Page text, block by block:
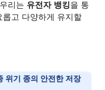
리는 유전자 뱅킹을 통
고 다양하게 유지할
위기 종의 안전한 저장